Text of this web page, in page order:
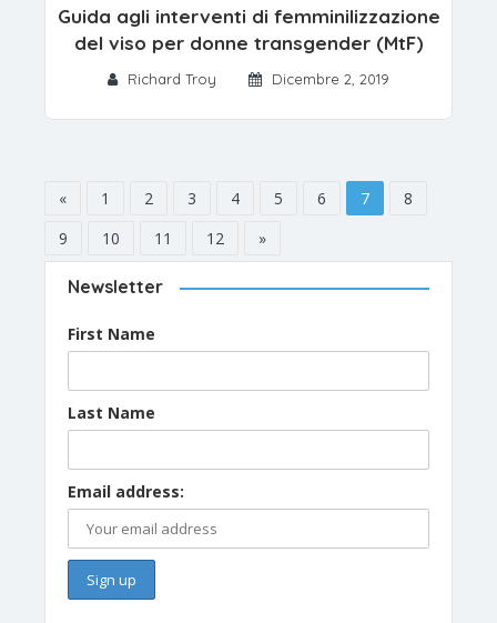
Guida agli interventi di femminilizzazione
del viso per donne transgender (MtF)
Richard Troy Dicembre 2, 2019
« 1 2 3 4 5 6 7
8
9
10 11 12 »
Newsletter
First Name
Last Name
Email address: